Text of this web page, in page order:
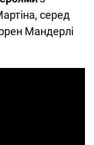
серед
Мандерлі